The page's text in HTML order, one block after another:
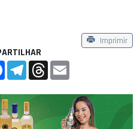
Imprimir
FacebookTelegramThreads